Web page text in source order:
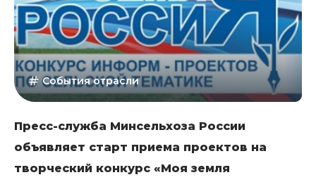
События отрасли
Пресс-служба Минсельхоза России
объявляет старт приема проектов на
творческий конкурс «Моя земля